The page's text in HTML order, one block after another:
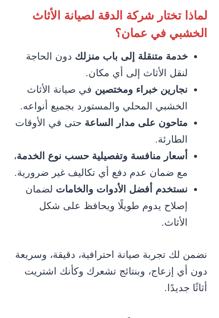
لماذا تختار شركة الدقة لصيانة الأثاث
الخشبي في عمان؟
خدمة متنقلة إلى باب منزلك دون الحاجة
لنقل الأثاث إلى أي مكان.
نجارين خبراء ومختصين في صيانة الأثاث
الخشبي المحلي والمستورد بجميع أنواعه.
متاحون على مدار الساعة حتى في الأوقات
الطارئة.
أسعار منافسة وتفصيلية حسب نوع الخدمة،
مع ضمان عدم دفع أي تكاليف غير ضرورية.
نستخدم أفضل الأدوات والخامات لضمان
إصلاح يدوم طويلًا ويحافظ على شكل
الأثاث.
نضمن لك تجربة صيانة احترافية، دقيقة، وسريعة
دون أي إزعاج، وبنتائج تشعرك وكأنك اشتريت
أثاثًا جديدًا.